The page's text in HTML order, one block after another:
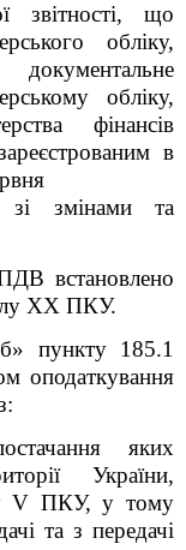
звітності, що
обліку,
обліку,
фінансів
в
змінами та
встановлено
XX ПКУ.
пункту 185.1
оподаткування
яких
України,
V ПКУ, у тому
та з передачі